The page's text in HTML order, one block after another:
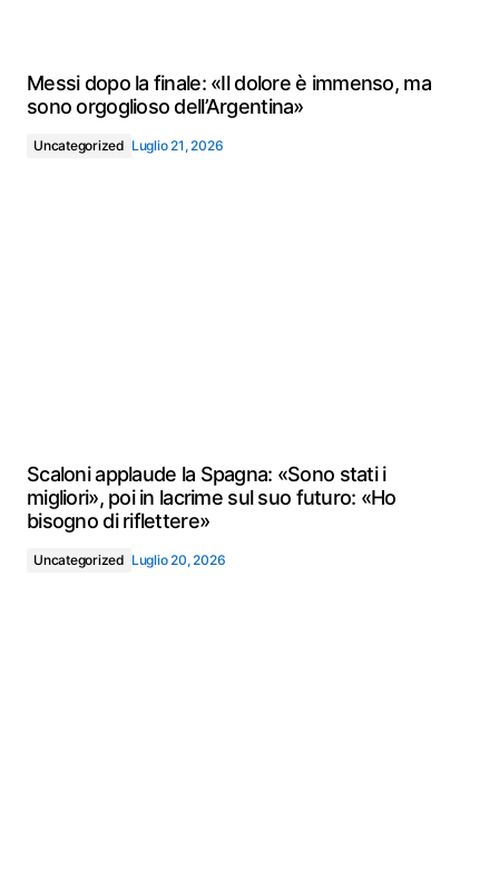
Messi dopo la finale: «Il dolore è immenso, ma
sono orgoglioso dell’Argentina»
Uncategorized Luglio 21, 2026
Scaloni applaude la Spagna: «Sono stati i
migliori», poi in lacrime sul suo futuro: «Ho
bisogno di riflettere»
Uncategorized Luglio 20, 2026